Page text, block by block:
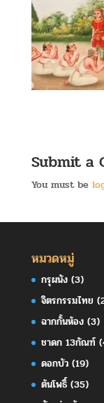
Submit a
You must be
หมวดหมู่
กรุผนัง(3)
จิตรกรรมไทย
ฉากกั้นห้อง(3)
ชาดก 13กัณฑ์
ดอกบัว(19)
ต้นโพธิ์(35)